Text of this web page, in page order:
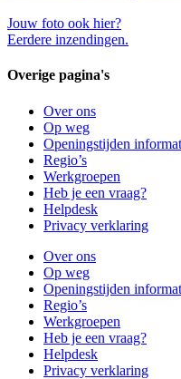
Jouw foto ook hier?
Eerdere inzendingen.
Overige pagina's
Over ons
Op weg
Openingstijden
Regio’s
Werkgroepen
Heb je een vraag?
Helpdesk
Privacy verklaring
Over ons
Op weg
Openingstijden
Regio’s
Werkgroepen
Heb je een vraag?
Helpdesk
Privacy verklaring